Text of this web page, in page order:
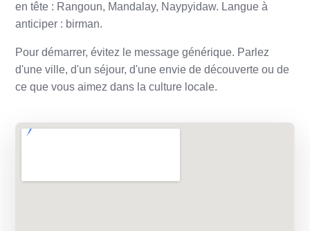
en tête : Rangoun, Mandalay, Naypyidaw. Langue à
anticiper : birman.
Pour démarrer, évitez le message générique. Parlez
d'une ville, d'un séjour, d'une envie de découverte ou de
ce que vous aimez dans la culture locale.